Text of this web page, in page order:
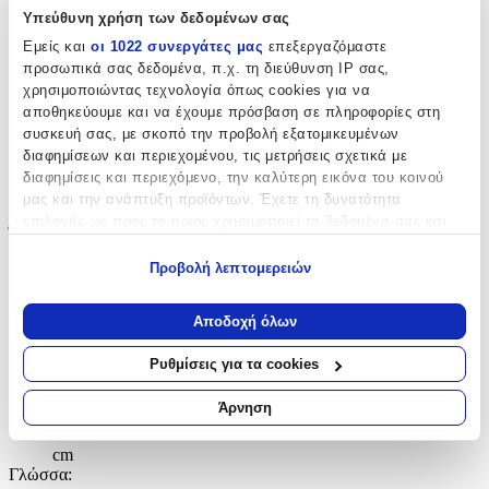
Υπεύθυνη χρήση των δεδομένων σας
Εμείς και οι 1022 συνεργάτες μας επεξεργαζόμαστε
προσωπικά σας δεδομένα, π.χ. τη διεύθυνση IP σας,
χρησιμοποιώντας τεχνολογία όπως cookies για να
αποθηκεύουμε και να έχουμε πρόσβαση σε πληροφορίες στη
συσκευή σας, με σκοπό την προβολή εξατομικευμένων
διαφημίσεων και περιεχομένου, τις μετρήσεις σχετικά με
διαφημίσεις και περιεχόμενο, την καλύτερη εικόνα του κοινού
μας και την ανάπτυξη προϊόντων. Έχετε τη δυνατότητα
Να συλλέξουμε πληροφορίες σχετικά με τη γεωγραφική
σας τοποθεσία, οι οποίες μπορεί να είναι ακριβείς σε
απόσταση μερικών μέτρων
Να αναγνωρίσουμε τη συσκευή σας σαρώνοντας ενεργά
για συγκεκριμένα χαρακτηριστικά (δακτυλικό αποτύπωμα)
Μάθετε περισσότερα σχετικά με τον τρόπο επεξεργασίας των
προσωπικών σας δεδομένων και καθορίστε τις προτιμήσεις σας
στηνενότητα “Λεπτομέρειες”
Προβολή λεπτομερειών
Αποδοχή όλων
Ρυθμίσεις για τα cookies
Άρνηση
Χαρακτηριστικά
Συγγραφέας:
Katherine Mansfield
Εκδότης:
WW Norton & Co
Έτος Έκδοσης:
Αριθμός Σελίδων:
544
Διαστάσεις:
cm
Γλώσσα: